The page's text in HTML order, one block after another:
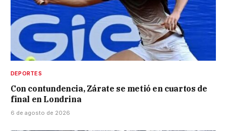
DEPORTES
Con contundencia, Zárate se metió en cuartos de
final en Londrina
6 de agosto de 2026